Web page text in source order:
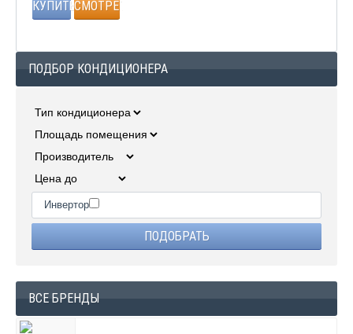
КУПИТЬСМОТРЕТЬ
ПОДБОР КОНДИЦИОНЕРА
Инвертор
ВСЕ БРЕНДЫ